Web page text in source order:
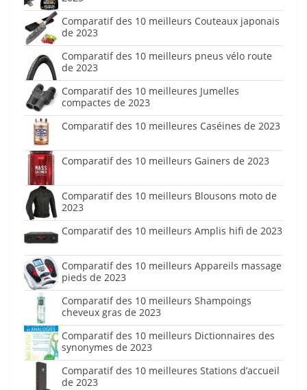
Comparatif des 10 meilleurs Couteaux japonais
de 2023
Comparatif des 10 meilleurs pneus vélo route
de 2023
Comparatif des 10 meilleures Jumelles
compactes de 2023
Comparatif des 10 meilleures Caséines de 2023
Comparatif des 10 meilleurs Gainers de 2023
Comparatif des 10 meilleurs Blousons moto de
2023
Comparatif des 10 meilleurs Amplis hifi de 2023
Comparatif des 10 meilleurs Appareils massage
pieds de 2023
Comparatif des 10 meilleurs Shampoings
cheveux gras de 2023
Comparatif des 10 meilleurs Dictionnaires des
synonymes de 2023
Comparatif des 10 meilleures Stations d’accueil
de 2023